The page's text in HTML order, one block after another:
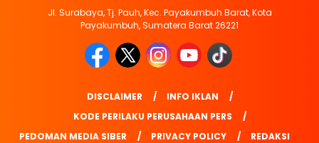
Jl. Surabaya, Tj. Pauh, Kec. Payakumbuh Barat, Kota
Payakumbuh, Sumatera Barat 26221
DISCLAIMER
INFO IKLAN
KODE PERILAKU PERUSAHAAN PERS
PEDOMAN MEDIA SIBER
PRIVACY POLICY REDAKSI